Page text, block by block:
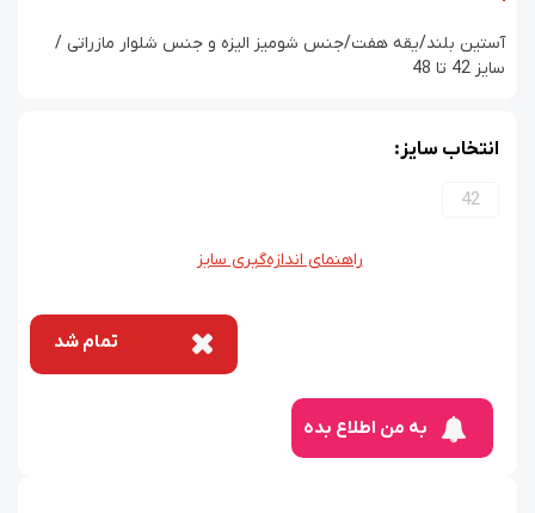
آستین بلند/یقه هفت/جنس شومیز الیزه و جنس شلوار مازراتی /
سایز 42 تا 48
انتخاب سایز:
42
راهنمای اندازه‌گیری سایز
تمام شد
به من اطلاع بده